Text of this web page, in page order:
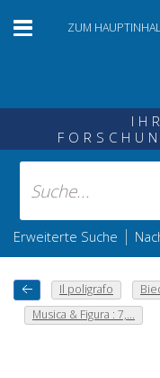
ZUM
Erweiterte Suche |
Il poligrafo
Musica & Figura : 7,...